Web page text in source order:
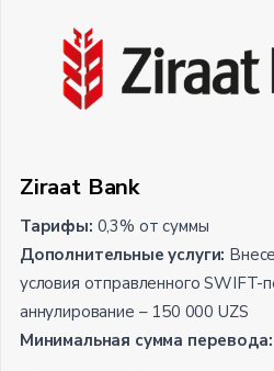
Ziraat Bank
Тарифы: 0,3% от суммы
Дополнительные услуги:
условия отправленного SWIFT-
аннулирование – 150 000 UZS
Минимальная сумма перевода: